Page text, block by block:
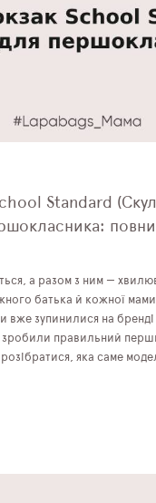
Standard
а разом з ним —
батька й кожної
вже зупинилися на
зробили правильний
яка саме